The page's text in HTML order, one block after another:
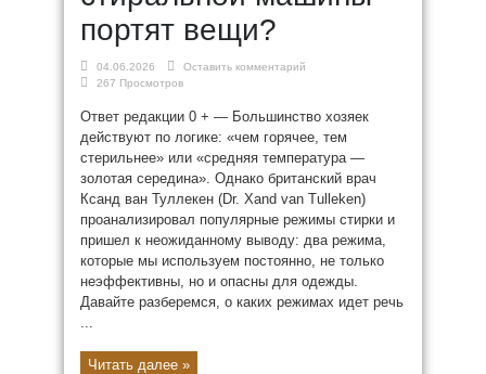
портят вещи?
04.06.2026
Оставить комментарий
267 Просмотров
Ответ редакции 0 + — Большинство хозяек
действуют по логике: «чем горячее, тем
стерильнее» или «средняя температура —
золотая середина». Однако британский врач
Ксанд ван Туллекен (Dr. Xand van Tulleken)
проанализировал популярные режимы стирки и
пришел к неожиданному выводу: два режима,
которые мы используем постоянно, не только
неэффективны, но и опасны для одежды.
Давайте разберемся, о каких режимах идет речь
...
Читать далее »